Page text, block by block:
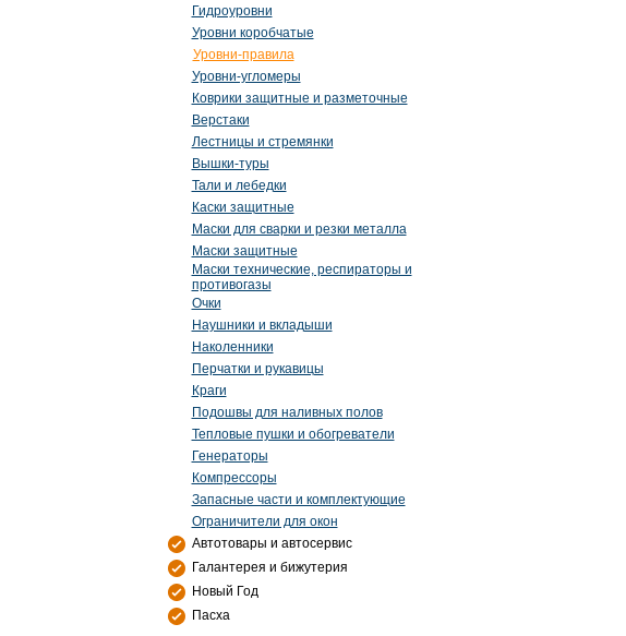
Гидроуровни
Уровни коробчатые
Уровни-правила
Уровни-угломеры
Коврики защитные и разметочные
Верстаки
Лестницы и стремянки
Вышки-туры
Тали и лебедки
Каски защитные
Маски для сварки и резки металла
Маски защитные
Маски технические, респираторы и
противогазы
Очки
Наушники и вкладыши
Наколенники
Перчатки и рукавицы
Краги
Подошвы для наливных полов
Тепловые пушки и обогреватели
Генераторы
Компрессоры
Запасные части и комплектующие
Ограничители для окон
Автотовары и автосервис
Галантерея и бижутерия
Новый Год
Пасха